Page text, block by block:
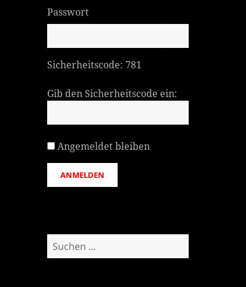
Passwort
Sicherheitscode: 781
Gib den Sicherheitscode ein:
Angemeldet bleiben
ANMELDEN
Suchen
nach: